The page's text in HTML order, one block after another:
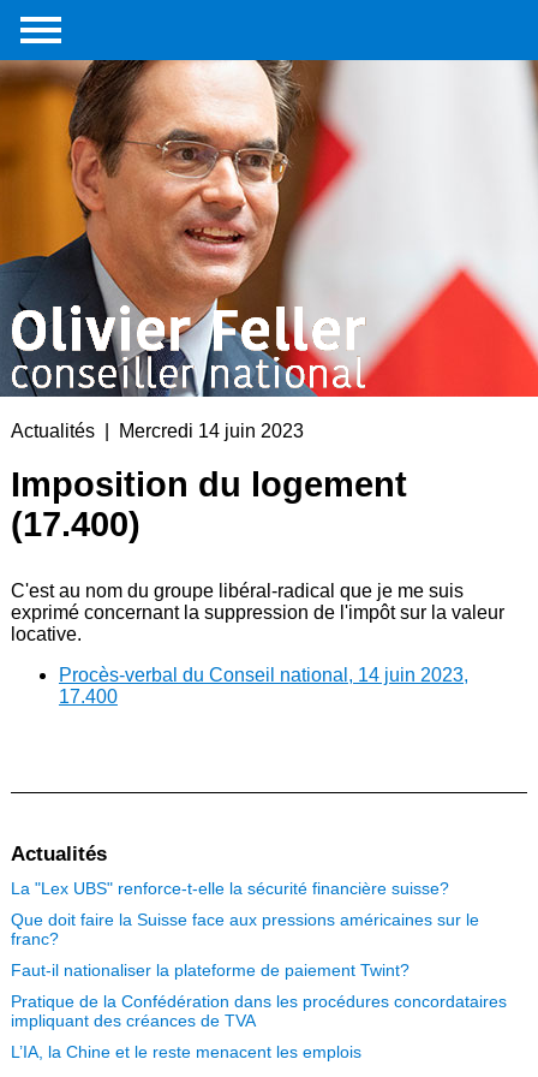
Accueil
Portrait
Interventions
parlementaires
Médias
Livre
Liens
externes
Contact
Actualités | Mercredi 14 juin 2023
Imposition du logement
(17.400)
C'est au nom du groupe libéral-radical que je me suis
exprimé concernant la suppression de l'impôt sur la valeur
locative.
Procès-verbal du Conseil national, 14 juin 2023,
17.400
Actualités
La "Lex UBS" renforce-t-elle la sécurité financière suisse?
Que doit faire la Suisse face aux pressions américaines sur le
franc?
Faut-il nationaliser la plateforme de paiement Twint?
Pratique de la Confédération dans les procédures concordataires
impliquant des créances de TVA
L’IA, la Chine et le reste menacent les emplois